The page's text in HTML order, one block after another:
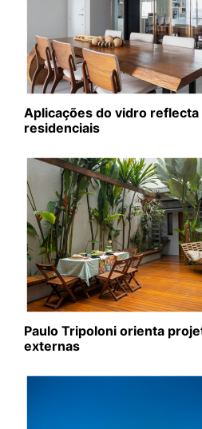
Aplicações do vidro
residenciais
Paulo Tripoloni orienta
externas